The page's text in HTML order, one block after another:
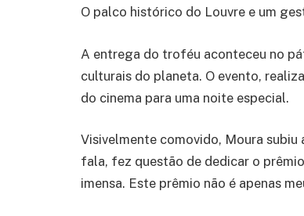
O palco histórico do Louvre e um
A entrega do troféu aconteceu no
culturais do planeta. O evento,
do cinema para uma noite especial.
Visivelmente comovido, Moura
fala, fez questão de dedicar o
imensa. Este prêmio não é apenas